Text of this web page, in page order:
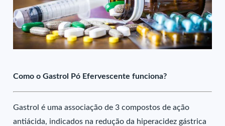
Como o Gastrol Pó Efervescente funciona?
Gastrol é uma associação de 3 compostos de ação
antiácida, indicados na redução da hiperacidez gástrica